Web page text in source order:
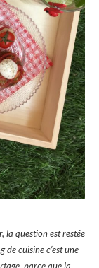
question est restée
de cuisine c’est une